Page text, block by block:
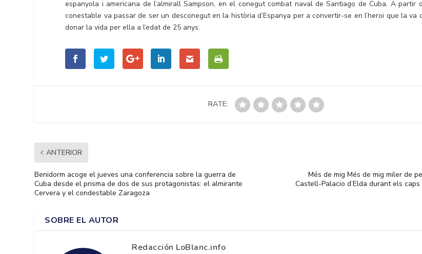
espanyola i americana de l’almirall Sampson, en el conegut combat naval de Santiago de Cuba. A partir
conestable va passar de ser un desconegut en la història d’Espanya per a convertir-se en l’heroi que la va
donar la vida per ella a l’edat de 25 anys.
RATE:
ANTERIOR
Benidorm acoge el jueves una conferencia sobre la guerra de
Cuba desde el prisma de dos de sus protagonistas: el almirante
Cervera y el condestable Zaragoza
Més de mig Més de mig miler de
Castell-Palacio d’Elda durant els
SOBRE EL AUTOR
Redacción LoBlanc.info